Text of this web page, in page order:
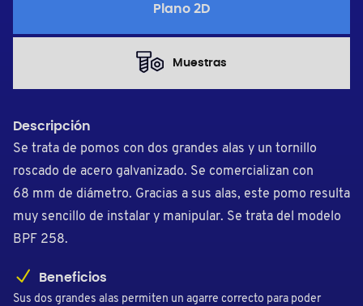
Plano 2D
Muestras
Descripción
Se trata de pomos con dos grandes alas y un tornillo
roscado de acero galvanizado. Se comercializan con
68 mm de diámetro. Gracias a sus alas, este pomo resulta
muy sencillo de instalar y manipular. Se trata del modelo
BPF 258.
Beneficios
Sus dos grandes alas permiten un agarre correcto para poder